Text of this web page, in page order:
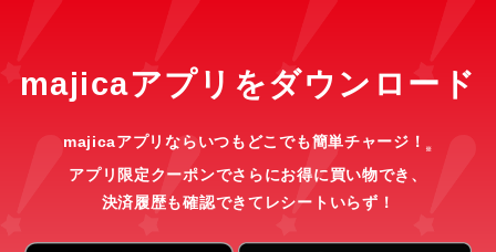
majicaアプリをダウンロード
majicaアプリならいつもどこでも簡単チャージ！ ※
アプリ限定クーポンでさらにお得に買い物でき、
決済履歴も確認できてレシートいらず！